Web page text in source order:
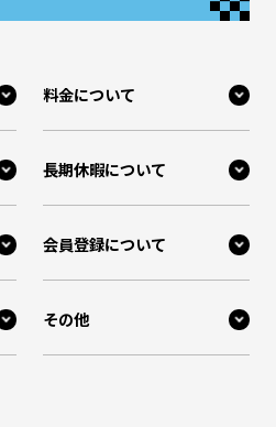
料金について
長期休暇について
会員登録について
その他